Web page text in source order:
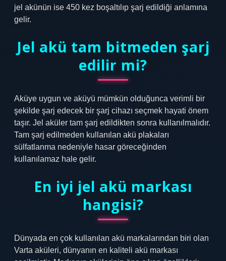
jel akünün ise 450 kez boşaltılıp şarj edildiği anlamına
gelir.
Jel akü tam bitmeden şarj
edilir mi?
Aküye uygun ve aküyü mümkün olduğunca verimli bir
şekilde şarj edecek bir şarj cihazı seçmek hayati önem
taşır. Jel aküler tam şarj edildikten sonra kullanılmalıdır.
Tam şarj edilmeden kullanılan akü plakaları
sülfatlanma nedeniyle hasar göreceğinden
kullanılamaz hale gelir.
En iyi jel akü markası
hangisi?
Dünyada en çok kullanılan akü markalarından biri olan
Varta aküleri, dünyanın en kaliteli akü markası